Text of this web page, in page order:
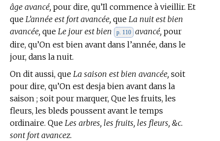
âge avancé, pour dire, qu’Il commence à vieillir. Et
que L’année est fort avancée, que La nuit est bien
avancée, que Le jour est bien p. 110 avancé, pour
dire, qu’On est bien avant dans l’année, dans le
jour, dans la nuit.
On dit aussi, que La saison est bien avancée, soit
pour dire, qu’On est desja bien avant dans la
saison ; soit pour marquer, Que les fruits, les
fleurs, les bleds poussent avant le temps
ordinaire. Que Les arbres, les fruits, les fleurs, &c.
sont fort avancez.